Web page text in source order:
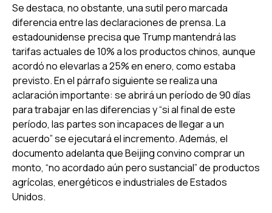
Se destaca, no obstante, una sutil pero marcada
diferencia entre las declaraciones de prensa. La
estadounidense precisa que Trump mantendrá las
tarifas actuales de 10% a los productos chinos, aunque
acordó no elevarlas a 25% en enero, como estaba
previsto. En el párrafo siguiente se realiza una
aclaración importante: se abrirá un período de 90 días
para trabajar en las diferencias y “si al final de este
período, las partes son incapaces de llegar a un
acuerdo” se ejecutará el incremento. Además, el
documento adelanta que Beijing convino comprar un
monto, “no acordado aún pero sustancial” de productos
agrícolas, energéticos e industriales de Estados
Unidos.